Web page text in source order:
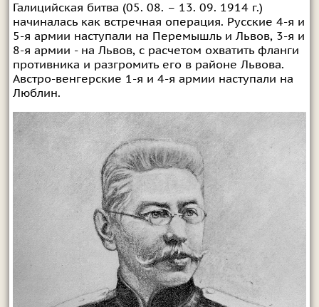
Галицийская битва (05. 08. – 13. 09. 1914 г.)
начиналась как встречная операция. Русские 4-я и
5-я армии наступали на Перемышль и Львов, 3-я и
8-я армии - на Львов, с расчетом охватить фланги
противника и разгромить его в районе Львова.
Австро-венгерские 1-я и 4-я армии наступали на
Люблин.